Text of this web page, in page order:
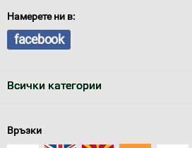
Намерете ни в:
facebook
Всички категории
Връзки